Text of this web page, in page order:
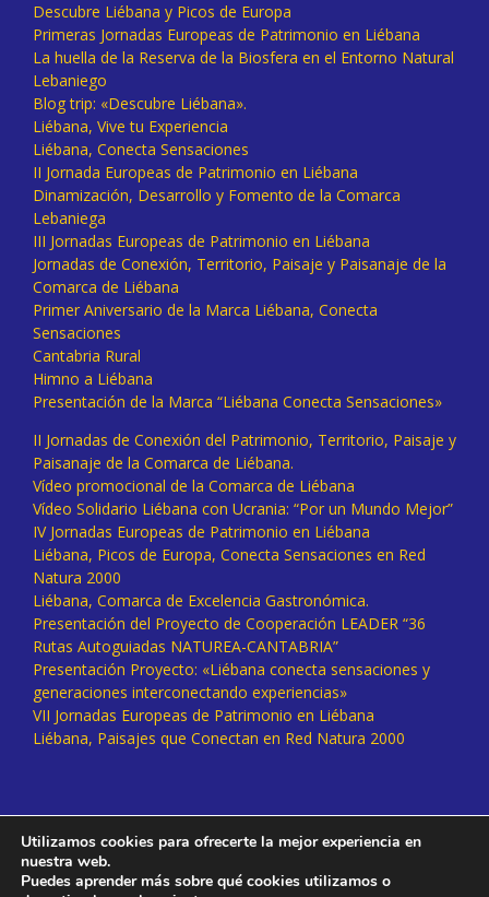
Descubre Liébana y Picos de Europa
Primeras Jornadas Europeas de Patrimonio en Liébana
La huella de la Reserva de la Biosfera en el Entorno Natural
Lebaniego
Blog trip: «Descubre Liébana».
Liébana, Vive tu Experiencia
Liébana, Conecta Sensaciones
II Jornada Europeas de Patrimonio en Liébana
Dinamización, Desarrollo y Fomento de la Comarca
Lebaniega
III Jornadas Europeas de Patrimonio en Liébana
Jornadas de Conexión, Territorio, Paisaje y Paisanaje de la
Comarca de Liébana
Primer Aniversario de la Marca Liébana, Conecta
Sensaciones
Cantabria Rural
Himno a Liébana
Presentación de la Marca “Liébana Conecta Sensaciones»
II Jornadas de Conexión del Patrimonio, Territorio, Paisaje y
Paisanaje de la Comarca de Liébana.
Vídeo promocional de la Comarca de Liébana
Vídeo Solidario Liébana con Ucrania: “Por un Mundo Mejor”
IV Jornadas Europeas de Patrimonio en Liébana
Liébana, Picos de Europa, Conecta Sensaciones en Red
Natura 2000
Liébana, Comarca de Excelencia Gastronómica.
Presentación del Proyecto de Cooperación LEADER “36
Rutas Autoguiadas NATUREA-CANTABRIA”
Presentación Proyecto: «Liébana conecta sensaciones y
generaciones interconectando experiencias»
VII Jornadas Europeas de Patrimonio en Liébana
Liébana, Paisajes que Conectan en Red Natura 2000
Utilizamos cookies para ofrecerte la mejor experiencia en
nuestra web.
Puedes aprender más sobre qué cookies utilizamos o